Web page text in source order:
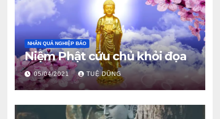
NHÂN QUẢ NGHIỆP BÁO
Niệm Phật cứu chủ khỏi đọa
05/04/2021 TUỆ DŨNG